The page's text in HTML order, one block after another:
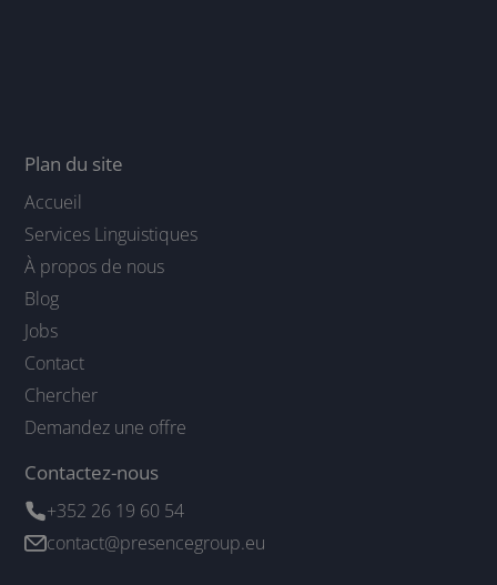
Plan du site
Accueil
Services Linguistiques
À propos de nous
Blog
Jobs
Contact
Chercher
Demandez une offre
Contactez-nous
+352 26 19 60 54
contact@presencegroup.eu